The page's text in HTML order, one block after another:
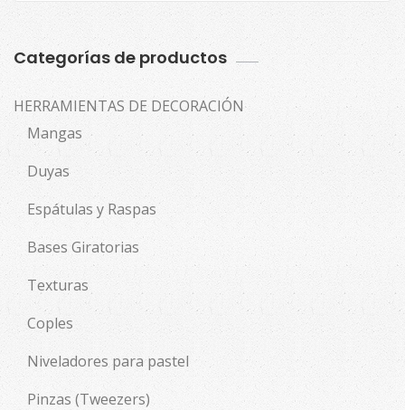
Categorías de productos
HERRAMIENTAS DE DECORACIÓN
Mangas
Duyas
Espátulas y Raspas
Bases Giratorias
Texturas
Coples
Niveladores para pastel
Pinzas (Tweezers)